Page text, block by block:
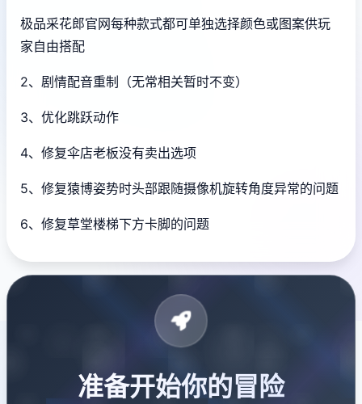
极品采花郎官网每种款式都可单独选择颜色或图案供玩
家自由搭配
2、剧情配音重制（无常相关暂时不变）
3、优化跳跃动作
4、修复伞店老板没有卖出选项
5、修复猿博姿势时头部跟随摄像机旋转角度异常的问题
6、修复草堂楼梯下方卡脚的问题
准备开始你的冒险